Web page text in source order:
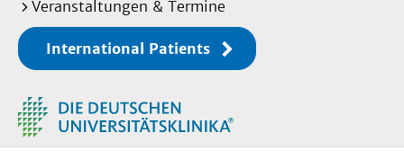
Veranstaltungen & Termine
International Patients